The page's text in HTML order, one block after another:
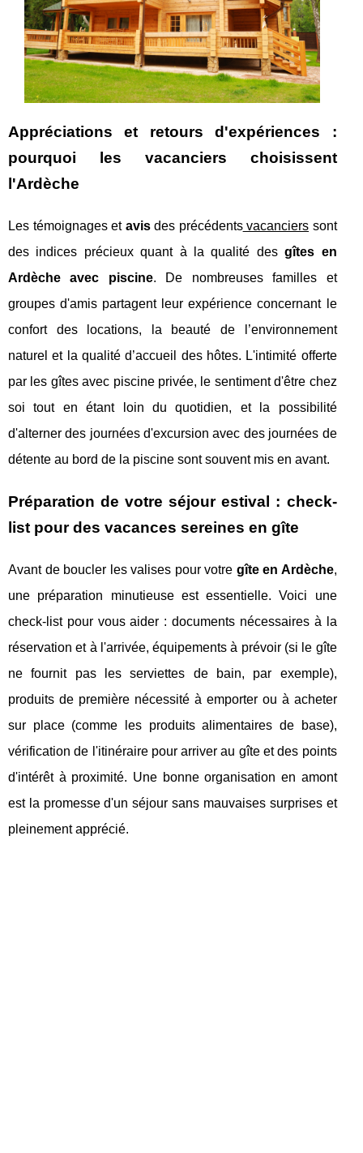
Appréciations et retours d'expériences :
pourquoi les vacanciers choisissent
l'Ardèche
Les témoignages et avisdes précédentsvacanciers sont
des indices précieux quant à la qualité desgîtes en
Ardèche avec piscine. De nombreuses familles et
groupes d'amis partagent leur expérience concernant le
confort des locations, la beauté de l’environnement
naturel et la qualité d’accueil des hôtes. L'intimité offerte
par les gîtes avec piscine privée, le sentiment d'être chez
soi tout en étant loin du quotidien, et la possibilité
d'alterner des journées d'excursion avec des journées de
détente au bord de la piscine sont souvent mis en avant.
Préparation de votre séjour estival : check-
list pour des vacances sereines en gîte
Avant de boucler les valises pour votre gîte en Ardèche,
une préparation minutieuse est essentielle. Voici une
check-list pour vous aider : documents nécessaires à la
réservation et à l'arrivée, équipements à prévoir (si le gîte
ne fournit pas les serviettes de bain, par exemple),
produits de première nécessité à emporter ou à acheter
sur place (comme les produits alimentaires de base),
vérification de l'itinéraire pour arriver au gîte et des points
d'intérêt à proximité. Une bonne organisation en amont
est la promesse d'un séjour sans mauvaises surprises et
pleinement apprécié.